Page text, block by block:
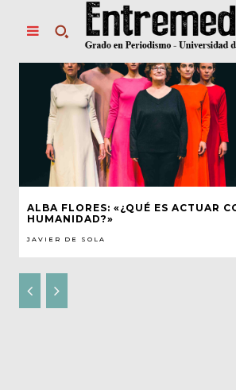
ALBA FLORES: «¿QUÉ ES ACTUAR
HUMANIDAD?»
JAVIER DE SOLA